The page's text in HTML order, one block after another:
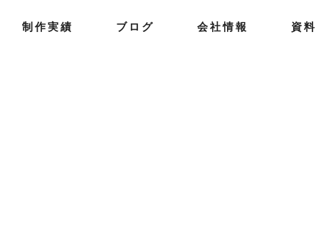
制 作実績 ブ ロ グ 会社情報 資料